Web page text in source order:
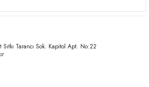
Tarancı Sok. Kapitol Apt. No:22